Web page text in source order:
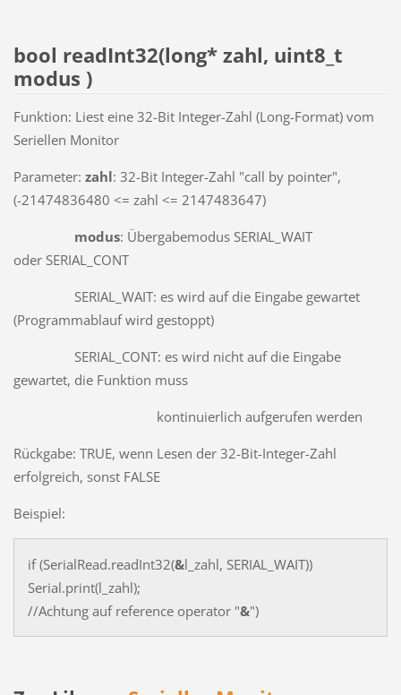
bool readInt32(long* zahl, uint8_t
modus )
Funktion: Liest eine 32-Bit Integer-Zahl (Long-Format) vom
Seriellen Monitor
Parameter: zahl: 32-Bit Integer-Zahl "call by pointer",
(-21474836480 <= zahl <= 2147483647)
modus: Übergabemodus SERIAL_WAIT
oder SERIAL_CONT
SERIAL_WAIT: es wird auf die Eingabe gewartet
(Programmablauf wird gestoppt)
SERIAL_CONT: es wird nicht auf die Eingabe
gewartet, die Funktion muss
kontinuierlich aufgerufen werden
Rückgabe: TRUE, wenn Lesen der 32-Bit-Integer-Zahl
erfolgreich, sonst FALSE
Beispiel:
if (SerialRead.readInt32(&l_zahl, SERIAL_WAIT))
Serial.print(l_zahl);
//Achtung auf reference operator "&")